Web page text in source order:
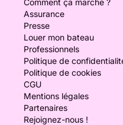
Comment ça marche ?
Assurance
Presse
Louer mon bateau
Professionnels
Politique de
Politique de cookies
CGU
Mentions légales
Partenaires
Rejoignez-nous !